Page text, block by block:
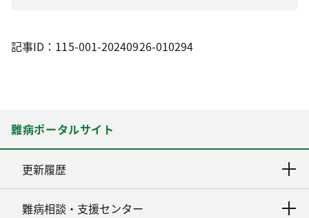
記事ID：115-001-20240926-010294
難病ポータルサイト
更新履歴
難病相談・支援センター